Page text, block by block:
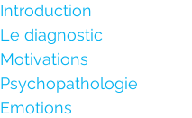
Introduction
Le diagnostic
Motivations
Psychopathologie
Emotions